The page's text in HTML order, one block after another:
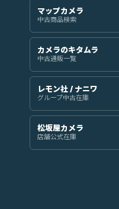
マップカメラ
中古商品検索
カメラのキタムラ
中古通販一覧
レモン社 / ナニワ
グループ中古在庫
松坂屋カメラ
店舗公式在庫